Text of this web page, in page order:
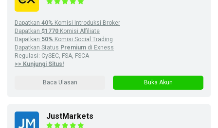
Dapatkan 40% Komisi Introduksi Broker
Dapatkan $1770 Komisi Affiliate
Dapatkan 50% Komisi Social Trading
Dapatkan Status Premium di Exness
Regulasi: CySEC, FSA, FSCA
>> Kunjungi Situs!
Baca Ulasan Buka Akun
JustMarkets